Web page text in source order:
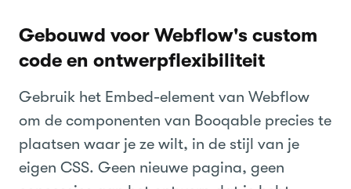
Gebouwd voor Webflow's custom
code en ontwerpflexibiliteit
Gebruik het Embed-element van Webflow
om de componenten van Booqable precies te
plaatsen waar je ze wilt, in de stijl van je
eigen CSS. Geen nieuwe pagina, geen